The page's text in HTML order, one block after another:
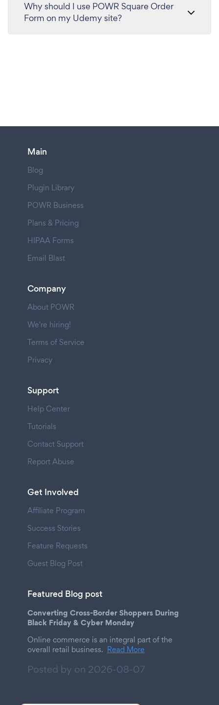
Why should I use POWR Square Order
Form on my Udemy site?
Main
Blog
Plugin Library
POWR Business
Plans & Pricing
HIPAA Forms
Email Blast
Company
About POWR
We're hiring!
Terms of Service
Privacy
Support
Help Center
Tutorials
Contact Support
Report Abuse
Get Involved
Affiliate Program
Success Stories
Feature Requests
Guest Blog Post
Featured Blog post
Converting Cross-Border Shoppers During
Black Friday & Cyber Monday
Online commerce is an integral part of the
overall retail business. Read More
Posted by on 2026-08-07